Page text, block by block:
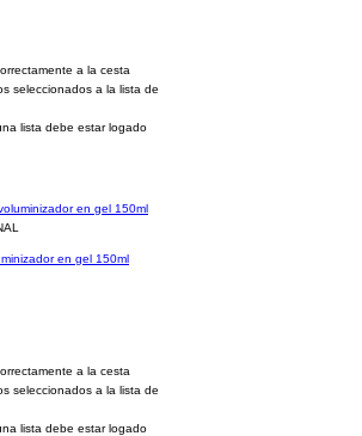
a la cesta
seleccionados a la lista de
lista debe estar logado
en gel 150ml
a la cesta
seleccionados a la lista de
lista debe estar logado